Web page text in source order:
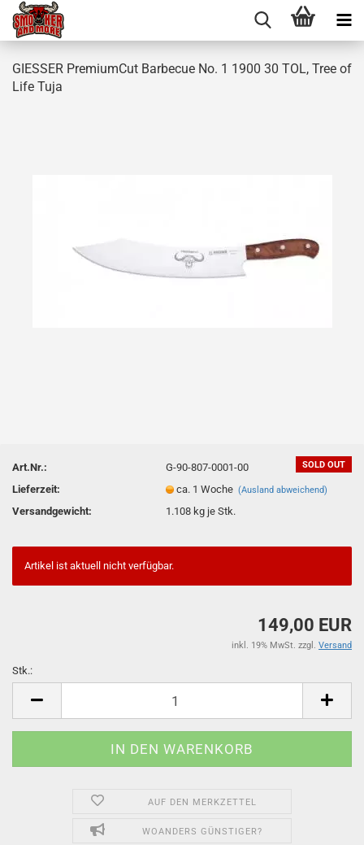
GIESSER PremiumCut Barbecue No. 1 1900 30 TOL, Tree of
Life Tuja
SOLD OUT
Art.Nr.:
G-90-807-0001-00
Lieferzeit:
ca. 1 Woche(Ausland abweichend)
Versandgewicht: 1.108 kg je Stk.
Artikel ist aktuell nicht verfügbar.
149,00 EUR
inkl. 19% MwSt. zzgl. Versand
Stk.:
AUF DEN MERKZETTEL
WOANDERS GÜNSTIGER?